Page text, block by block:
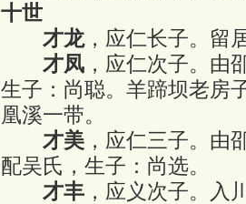
十世
才龙，应仁长子。留
才凤 ，应仁次子。由
生子：尚聪。羊蹄坝老房
凰溪一带。
才美 ，应仁三子。由
配吴氏，生子：尚选。
才丰 ，应义次子。入